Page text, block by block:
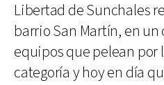
Libertad de Sunchales
barrio San Martín, en
equipos que pelean por
categoría y hoy en día